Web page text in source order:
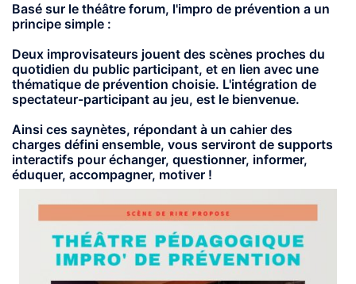
Basé sur le théâtre forum, l'impro de prévention a un
principe simple :
Deux improvisateurs jouent des scènes proches du
quotidien du public participant, et en lien avec une
thématique de prévention choisie. L'intégration de
spectateur-participant au jeu, est le bienvenue.
Ainsi ces saynètes, répondant à un cahier des
charges défini ensemble, vous serviront de supports
interactifs pour échanger, questionner, informer,
éduquer, accompagner, motiver !